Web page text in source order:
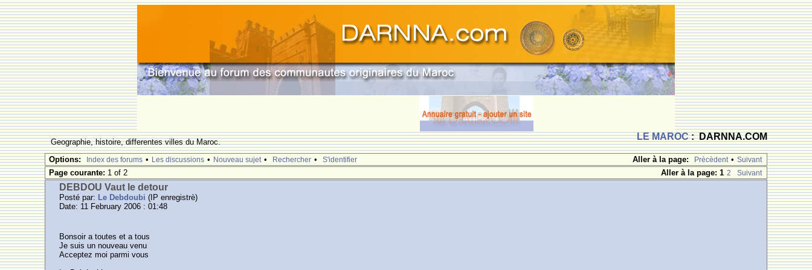
LE MAROC: DARNNA.COM
Geographie, histoire, differentes villes du Maroc.
Aller à la page:
Prècèdent • Suivant
Options: Index des forums • Les discussions • Nouveau sujet • Rechercher • S'identifier
Aller à la page: 1 2 Suivant
Page courante: 1 of 2
DEBDOU Vaut le detour
Posté par: Le Debdoubi (IP enregistrè)
Date: 11 February 2006 : 01:48
Bonsoir a toutes et a tous
Je suis un nouveau venu
Acceptez moi parmi vous